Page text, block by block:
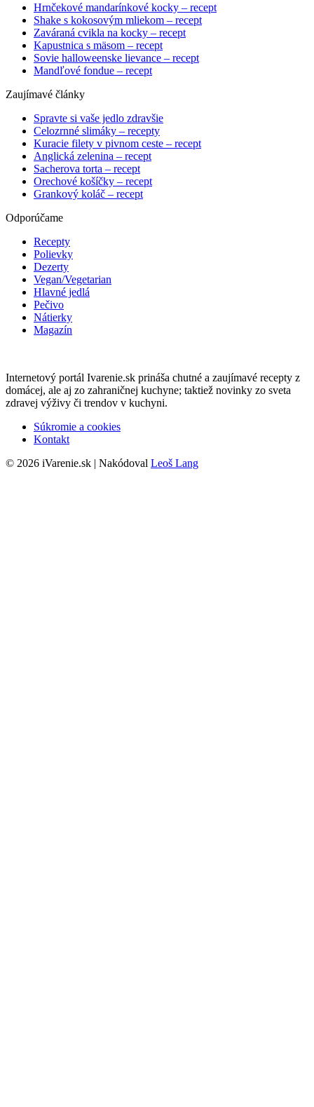
Hrnčekové mandarínkové kocky – recept
Shake s kokosovým mliekom – recept
Zaváraná cvikla na kocky – recept
Kapustnica s mäsom – recept
Sovie halloweenske lievance – recept
Mandľové fondue – recept
Zaujímavé články
Spravte si vaše jedlo zdravšie
Celozrnné slimáky – recepty
Kuracie filety v pivnom ceste – recept
Anglická zelenina – recept
Sacherova torta – recept
Orechové košíčky – recept
Grankový koláč – recept
Odporúčame
Recepty
Polievky
Dezerty
Vegan/Vegetarian
Hlavné jedlá
Pečivo
Nátierky
Magazín
Internetový portál Ivarenie.sk prináša chutné a zaujímavé recepty z
domácej, ale aj zo zahraničnej kuchyne; taktiež novinky zo sveta
zdravej výživy či trendov v kuchyni.
Súkromie a cookies
Kontakt
© 2026 iVarenie.sk | Nakódoval Leoš Lang